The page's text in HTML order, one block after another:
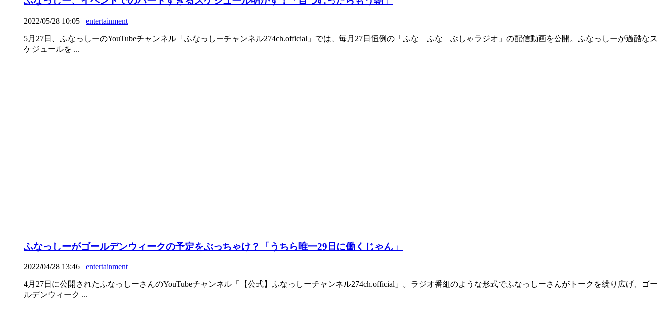
2022/05/28 10:05 entertainment
5月27日、ふなっしーのYouTubeチャンネル「ふなっしーチャンネル274ch.official」では、毎月27日恒例の「ふな ふな ぶしゃラジオ」の配信動画を公開。ふなっしーが過酷なス
ケジュールを ...
ふなっしーがゴールデンウィークの予定をぶっちゃけ？「うちら唯一29日に働くじゃん」
2022/04/28 13:46 entertainment
4月27日に公開されたふなっしーさんのYouTubeチャンネル「【公式】ふなっしーチャンネル274ch.official」。ラジオ番組のような形式でふなっしーさんがトークを繰り広げ、ゴー
ルデンウィーク ...